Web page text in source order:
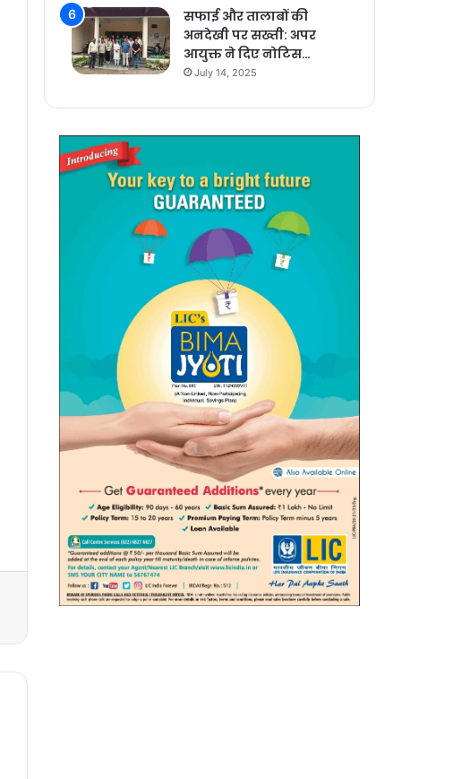
सफाई और तालाबों की
अनदेखी पर सख्ती: अपर
आयुक्त ने दिए नोटिस…
July 14, 2025